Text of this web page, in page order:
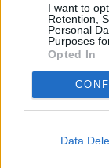
I want to
Retention,
Personal
Purposes
Opted In
Data